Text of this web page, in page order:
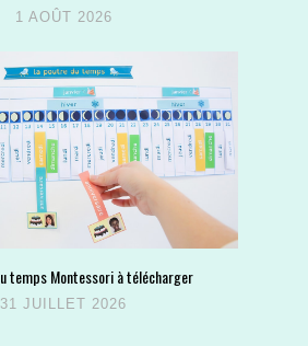
1 AOÛT 2026
temps Montessori à télécharger
31 JUILLET 2026